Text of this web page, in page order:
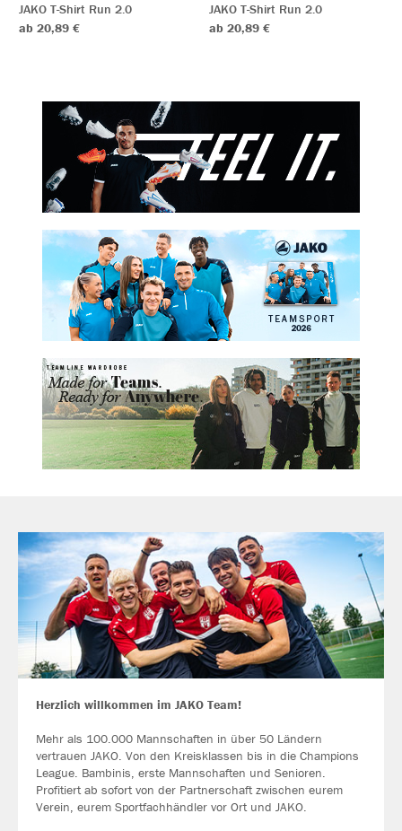
JAKO T-Shirt Run 2.0
ab 20,89 €
JAKO T-Shirt Run 2.0
ab 20,89 €
Herzlich willkommen im JAKO Team!
Mehr als 100.000 Mannschaften in über 50 Ländern
vertrauen JAKO. Von den Kreisklassen bis in die Champions
League. Bambinis, erste Mannschaften und Senioren.
Profitiert ab sofort von der Partnerschaft zwischen eurem
Verein, eurem Sportfachhändler vor Ort und JAKO.